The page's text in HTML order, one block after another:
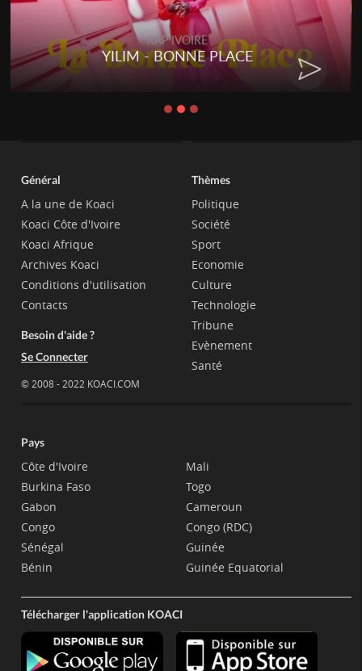
RAP IVOIRE
YILIM - BONNE PLACE
Général
A la une de Koaci
Koaci Côte d'Ivoire
Koaci Afrique
Archives Koaci
Conditions d'utilisation
Contacts
Besoin d'aide ?
Se Connecter
© 2008 - 2022 KOACI.COM
Thèmes
Politique
Société
Sport
Economie
Culture
Technologie
Tribune
Evènement
Santé
Pays
Côte d'Ivoire
Burkina Faso
Gabon
Congo
Sénégal
Bénin
Mali
Togo
Cameroun
Congo (RDC)
Guinée
Guinée Equatorial
Télécharger l'application KOACI